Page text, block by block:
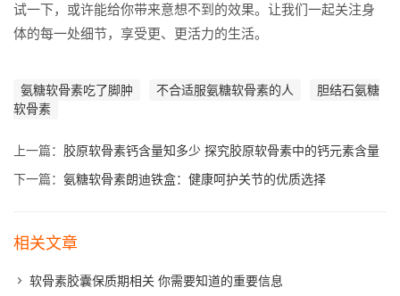
试一下，或许能给你带来意想不到的效果。让我们一起关注身
体的每一处细节，享受更、更活力的生活。
氨糖软骨素吃了脚肿 不合适服氨糖软骨素的人
胆结石氨糖
软骨素
上一篇： 胶原软骨素钙含量知多少 探究胶原软骨素中的钙元素含量
下一篇： 氨糖软骨素朗迪铁盒：健康呵护关节的优质选择
相关文章
软骨素胶囊保质期相关 你需要知道的重要信息